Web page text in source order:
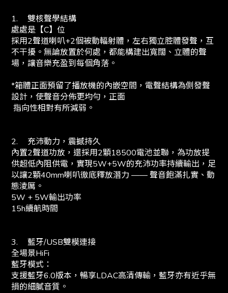
1.
雙核聲學結構
處處是【C】位
採用2聲道喇叭+2個被動輻射體，左右獨立腔體發聲，互
不干擾。無論放置於何處，都能構建出寬闊、立體的聲
場，讓音樂充盈到每個角落。
*箱體正面預留了播放機的內嵌空間，電聲結構為側發聲
設計，使聲音分佈更均勻，正面
指向性相對有所減弱。
2.
充沛動力，震撼持久
內置2聲道功放，還採用2顆18500電池並聯，為功放提
供超低內阻供電，實現5W+5W的充沛功率持續輸出，足
以讓2顆40mm喇叭徹底釋放潛力 —— 聲音飽滿扎實、動
態淩厲。
5W + 5W輸出功率
15h續航時間
3.
藍牙/USB雙模連接
全場景HiFi
藍牙模式：
支援藍牙6.0版本，暢享LDAC高清傳輸，藍牙亦有近乎無
損的細膩音質。